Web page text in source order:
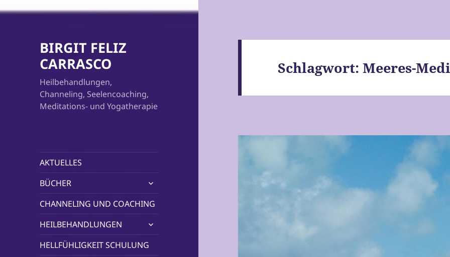
BIRGIT FELIZ
CARRASCO
Heilbehandlungen,
Channeling, Seelencoaching,
Meditations- und Yogatherapie
AKTUELLES
BÜCHER
untermenü
CHANNELING UND COACHING
HEILBEHANDLUNGEN
untermenü
öffnen
HELLFÜHLIGKEIT SCHULUNG
Schlagwort:Meeres-